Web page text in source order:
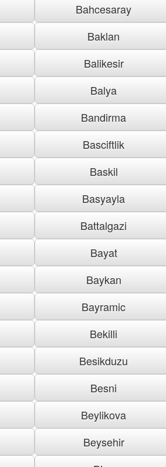
Bahcesaray
Baklan
Balikesir
Balya
Bandirma
Basciftlik
Baskil
Basyayla
Battalgazi
Bayat
Baykan
Bayramic
Bekilli
Besikduzu
Besni
Beylikova
Beysehir